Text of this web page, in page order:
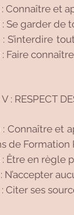
: Connaître et
: Se garder de
: S’interdire
: Faire
: RESPECT
: Connaître et
de
: Être en règle
: N’accepter
: Citer ses